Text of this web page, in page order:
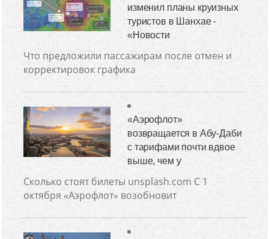
изменил планы круизных
туристов в Шанхае -
«Новости
Что предложили пассажирам после отмен и
корректировок графика
«Аэрофлот»
возвращается в Абу-Даби
с тарифами почти вдвое
выше, чем у
Сколько стоят билеты unsplash.com С 1
октября «Аэрофлот» возобновит